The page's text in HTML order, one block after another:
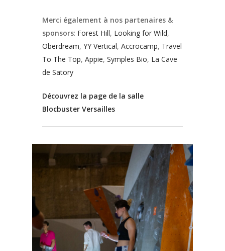
Merci également à nos partenaires &
sponsors: Forest Hill, Looking for Wild,
Oberdream,YY Vertical,Accrocamp, Travel
To The Top,Appie,Symples Bio, La Cave
de Satory
Découvrez la page de la salle
Blocbuster Versailles